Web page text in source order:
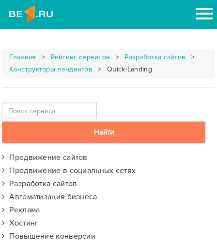
Главная Рейтинг сервисов
Разработка сайтов
Конструкторы лендингов
Quick-Landing
Продвижение сайтов
Продвижение в социальных сетях
Разработка сайтов
Автоматизация бизнеса
Реклама
Хостинг
Повышение конверсии